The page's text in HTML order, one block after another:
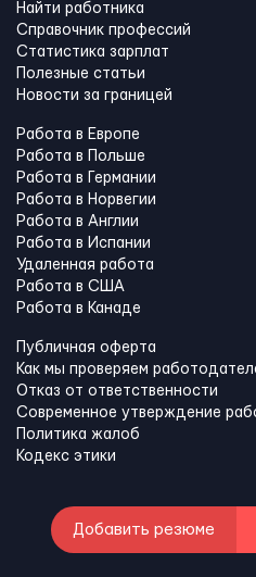
Найти работника
Справочник профессий
Статистика зарплат
Полезные статьи
Новости за границей
Работа в Европе
Работа в Польше
Работа в Германии
Работа в Норвегии
Работа в Англии
Работа в Испании
Удаленная работа
Работа в США
Работа в Канадe
Публичная оферта
Как мы проверяем
Отказ от ответственности
Современное утверждение
Политика жалоб
Кодекс этики
Добавить резюме